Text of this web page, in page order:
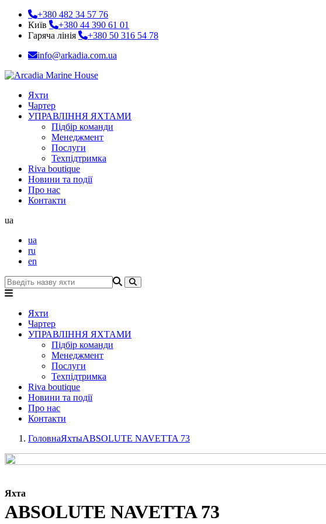
+380 482 34 57 76
Київ
+380 44 390 61 01
Гаряча лінія
+380 50 316 54 78
info@arkadia.com.ua
Яхти
Чартер
УПРАВЛІННЯ ЯХТАМИ
Підбір команди
Менеджмент
Послуги
Техпідтримка
Riva boutique
Новини та події
Про нас
Контакти
ua
ua
ru
en
Яхти
Чартер
УПРАВЛІННЯ ЯХТАМИ
Підбір команди
Менеджмент
Послуги
Техпідтримка
Riva boutique
Новини та події
Про нас
Контакти
ГоловнаЯхтыABSOLUTE NAVETTA 73
Яхта
ABSOLUTE NAVETTA 73